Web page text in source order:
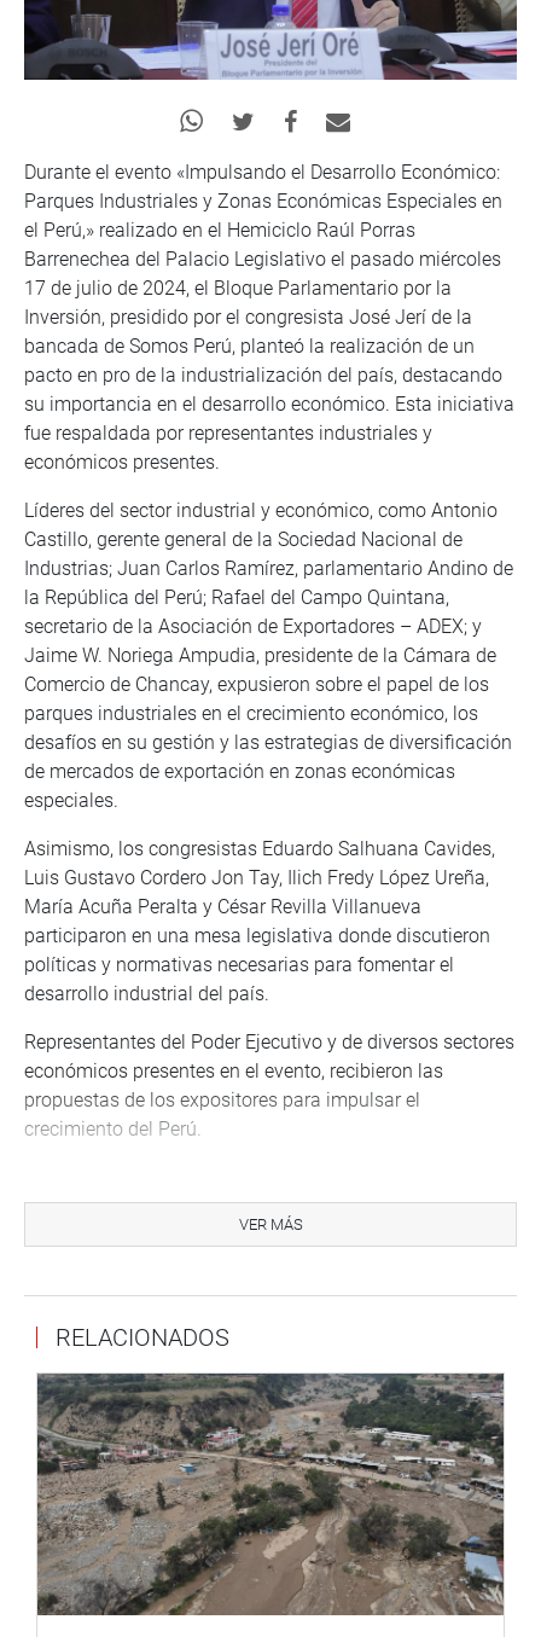
Durante el evento «Impulsando el Desarrollo Económico:
Parques Industriales y Zonas Económicas Especiales en
el Perú,» realizado en el Hemiciclo Raúl Porras
Barrenechea del Palacio Legislativo el pasado miércoles
17 de julio de 2024, el Bloque Parlamentario por la
Inversión, presidido por el congresista José Jerí de la
bancada de Somos Perú, planteó la realización de un
pacto en pro de la industrialización del país, destacando
su importancia en el desarrollo económico. Esta iniciativa
fue respaldada por representantes industriales y
económicos presentes.
Líderes del sector industrial y económico, como Antonio
Castillo, gerente general de la Sociedad Nacional de
Industrias; Juan Carlos Ramírez, parlamentario Andino de
la República del Perú; Rafael del Campo Quintana,
secretario de la Asociación de Exportadores – ADEX; y
Jaime W. Noriega Ampudia, presidente de la Cámara de
Comercio de Chancay, expusieron sobre el papel de los
parques industriales en el crecimiento económico, los
desafíos en su gestión y las estrategias de diversificación
de mercados de exportación en zonas económicas
especiales.
Asimismo, los congresistas Eduardo Salhuana Cavides,
Luis Gustavo Cordero Jon Tay, Ilich Fredy López Ureña,
María Acuña Peralta y César Revilla Villanueva
participaron en una mesa legislativa donde discutieron
políticas y normativas necesarias para fomentar el
desarrollo industrial del país.
Representantes del Poder Ejecutivo y de diversos sectores
económicos presentes en el evento, recibieron las
propuestas de los expositores para impulsar el
crecimiento del Perú.
Jorge Basadre para reflexionar sobre las oportunidades
perdidas y la necesidad de convertirlas en motores de
compromiso con la industrialización del Perú, buscando
transformar las oportunidades perdidas en fuentes de
progreso y bienestar para todos los peruanos.
VER MÁS
RELACIONADOS